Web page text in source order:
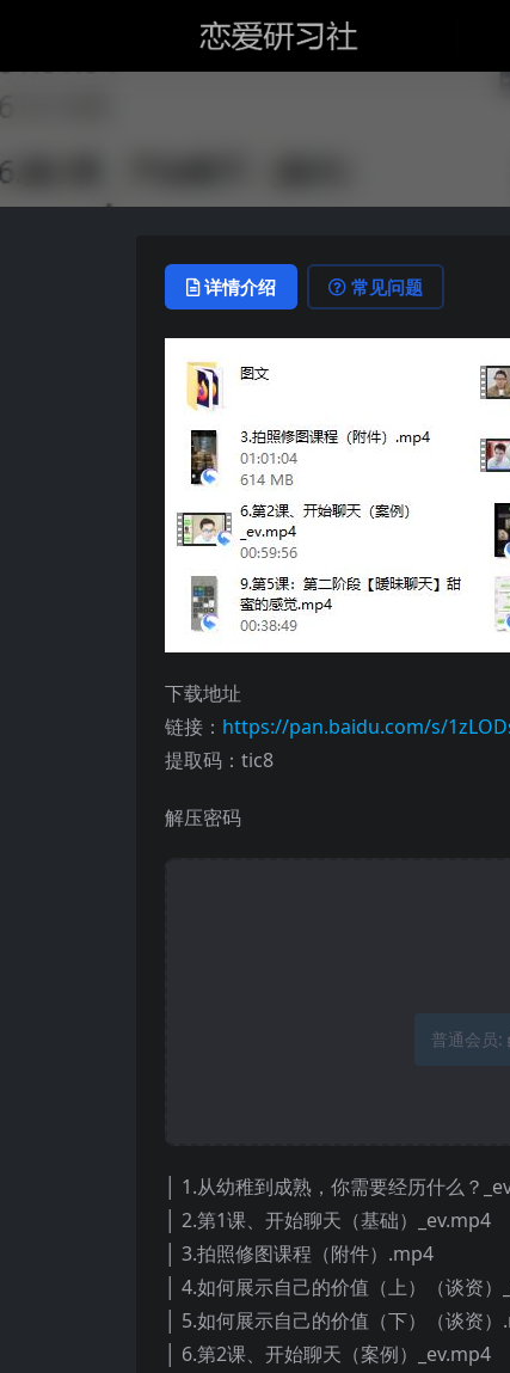
详情介绍 常见问题
下载地址
链接： https://pan.baidu.com/s/
提取码：tic8
解压密码
普通会员:
│ 1.从幼稚到成熟，你需要经历什么？
│ 2.第1课、开始聊天（基础）_ev.mp4
│ 3.拍照修图课程（附件）.mp4
│ 4.如何展示自己的价值（上）（谈资
│ 5.如何展示自己的价值（下）（谈资
│ 6.第2课、开始聊天（案例）_ev.mp4